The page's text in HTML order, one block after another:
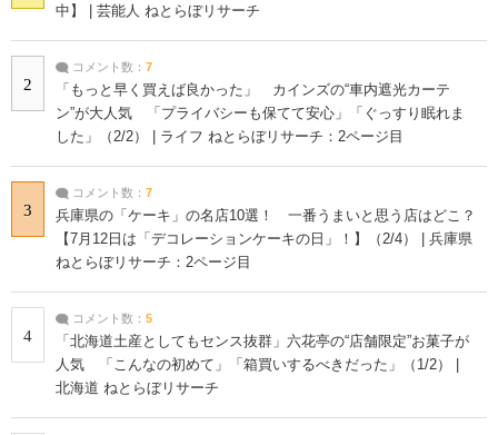
中】 | 芸能人 ねとらぼリサーチ
2
コメント数： 7
「もっと早く買えば良かった」 カインズの“車内遮光カーテ
ン”が大人気 「プライバシーも保てて安心」「ぐっすり眠れま
した」（2/2） | ライフ ねとらぼリサーチ：2ページ目
3
コメント数： 7
兵庫県の「ケーキ」の名店10選！ 一番うまいと思う店はどこ？
【7月12日は「デコレーションケーキの日」！】（2/4） | 兵庫県
ねとらぼリサーチ：2ページ目
4
コメント数： 5
「北海道土産としてもセンス抜群」六花亭の“店舗限定”お菓子が
人気 「こんなの初めて」「箱買いするべきだった」（1/2） |
北海道 ねとらぼリサーチ